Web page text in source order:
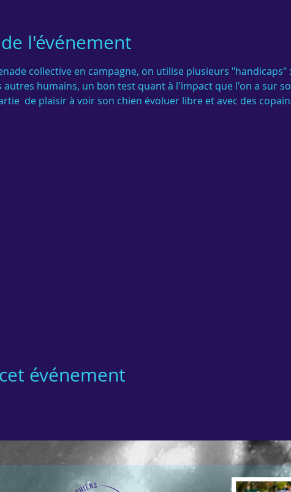
l'événement
collective en campagne, on utilise plusieurs "handicaps"
événement